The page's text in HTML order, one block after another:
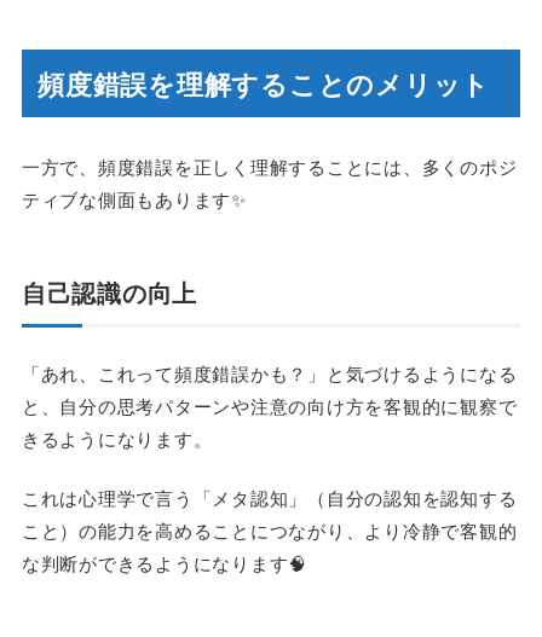
頻度錯誤を理解することのメリット
一方で、頻度錯誤を正しく理解することには、多くのポジ
ティブな側面もあります✨
自己認識の向上
「あれ、これって頻度錯誤かも？」と気づけるようになる
と、自分の思考パターンや注意の向け方を客観的に観察で
きるようになります。
これは心理学で言う「メタ認知」（自分の認知を認知する
こと）の能力を高めることにつながり、より冷静で客観的
な判断ができるようになります🧠